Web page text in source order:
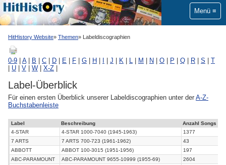
Menü
HitHistory Website Themen Labeldiscographien
0-9 A| B C D E F G H J K L M N O P Q R S
T
U V W X-Z
Label-Überblick
Für einen ersten Überblick unserer Labeldiscographien unter der A-Z-
Buchstabenleiste
Label Beschreibung
Anzahl Songs
4-STAR
4-STAR 1000-7040 (1945-1963)
1377
7 ARTS
7 ARTS 700-723 (1961-1962)
43
ABBOTT
ABBOT 100-3015 (1951-1956)
197
ABC-PARAMOUNT
ABC-PARAMOUNT 9655-10999 (1955-69)
2604